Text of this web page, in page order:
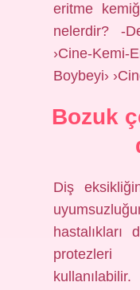
eritme
nelerdir? -
›Cine-
Boybeyi›
Bozuk
Diş
protezleri